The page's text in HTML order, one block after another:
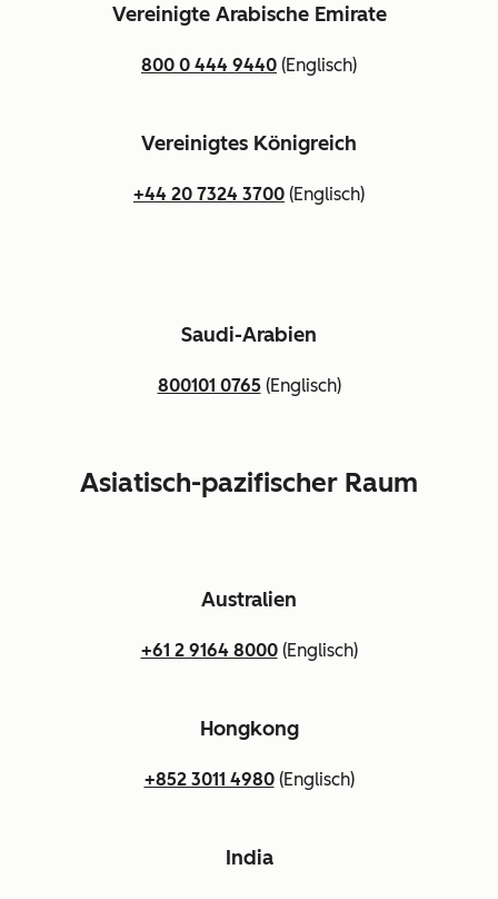
Vereinigte Arabische Emirate
800 0 444 9440 (Englisch)
Vereinigtes Königreich
+44 20 7324 3700 (Englisch)
Saudi-Arabien
800101 0765(Englisch)
Asiatisch-pazifischer Raum
Australien
+61 2 9164 8000(Englisch)
Hongkong
+852 3011 4980(Englisch)
India